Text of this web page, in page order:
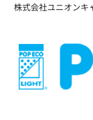
株式会社ユニオンキ